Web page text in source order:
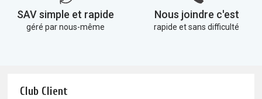
SAV simple et rapide
géré par nous-même
Nous joindre c'est
rapide et sans difficulté
Club Client